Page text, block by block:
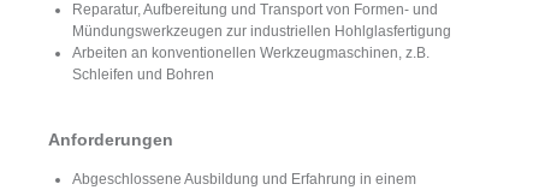
Reparatur, Aufbereitung und Transport von Formen- und
Mündungswerkzeugen zur industriellen Hohlglasfertigung
Arbeiten an konventionellen Werkzeugmaschinen, z.B.
Schleifen und Bohren
Anforderungen
Abgeschlossene Ausbildung und Erfahrung in einem